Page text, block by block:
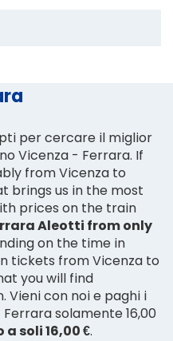
per cercare il miglior
Vicenza - Ferrara. If
from Vicenza to
brings us in the most
prices on the train
Aleotti from only
on the time in
tickets from Vicenza to
you will find
Vieni con noi e paghi i
solamente 16,00
soli 16,00 €.